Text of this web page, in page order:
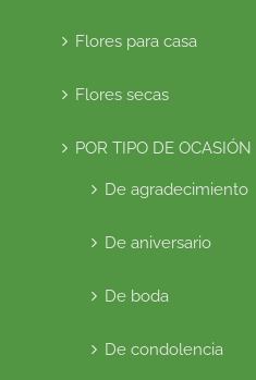
Flores para casa
Flores secas
POR TIPO DE OCASIÓN
De agradecimiento
De aniversario
De boda
De condolencia